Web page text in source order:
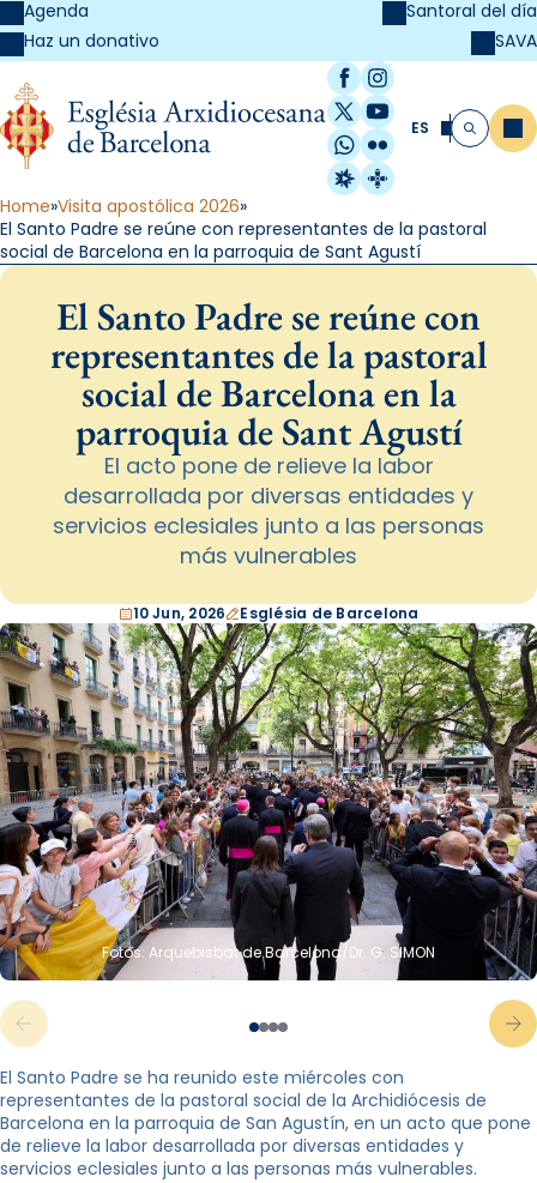
Agenda
Haz un donativo
Santoral del día
SAVA
Facebook
Instagram
X / Twitter
YouTube
WhatsApp
Flickr
Radio Estel
Catalunya
ES Buscar
Home Visita apostólica 2026
El Santo Padre se reúne con representantes de la pastoral
social de Barcelona en la parroquia de Sant Agustí
El Santo Padre se reúne con
representantes de la pastoral
social de Barcelona en la
parroquia de Sant Agustí
El acto pone de relieve la labor
desarrollada por diversas entidades y
servicios eclesiales junto a las personas
más vulnerables
10 Jun, 2026 Església de Barcelona
Fotos: Arquebisbat de Barcelona/Dr. G. SIMON
El Santo Padre se ha reunido este miércoles con
representantes de la pastoral social de la Archidiócesis de
Barcelona en la parroquia de San Agustín, en un acto que pone
de relieve la labor desarrollada por diversas entidades y
servicios eclesiales junto a las personas más vulnerables.